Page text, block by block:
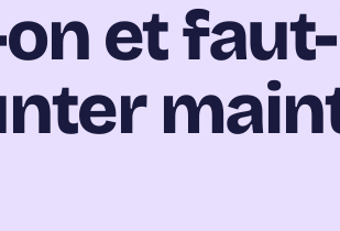
et